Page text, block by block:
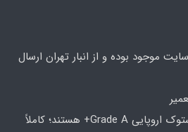
موجود بوده و از انبار تهران ارسال
تمام لپ‌تاپ‌ها و کیس‌ها استوک اروپایی Grade A+ هستند؛ کاملاً